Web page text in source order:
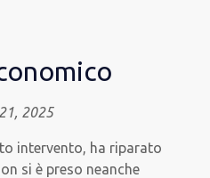
2025
intervento, ha riparato
si è preso neanche